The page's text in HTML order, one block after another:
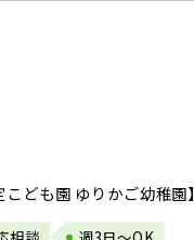
ども園 ゆりかご幼稚園】